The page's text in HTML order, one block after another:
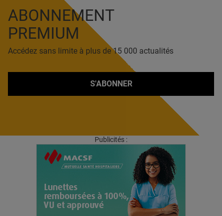
ABONNEMENT
PREMIUM
Accédez sans limite à plus de 15 000 actualités
S'ABONNER
Publicités :